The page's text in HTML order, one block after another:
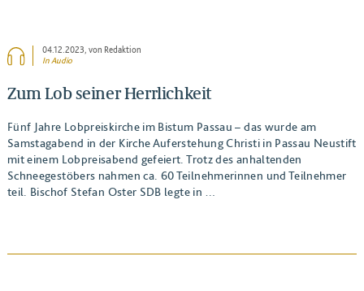
04.12.2023, von Redaktion
In Audio
Zum Lob seiner Herrlichkeit
Fünf Jahre Lobpreiskirche im Bistum Passau – das wurde am
Samstagabend in der Kirche Auferstehung Christi in Passau Neustift
mit einem Lobpreisabend gefeiert. Trotz des anhaltenden
Schneegestöbers nahmen ca. 60 Teilnehmerinnen und Teilnehmer
teil. Bischof Stefan Oster SDB legte in …